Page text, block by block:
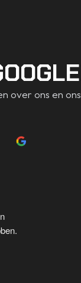
over ons en ons